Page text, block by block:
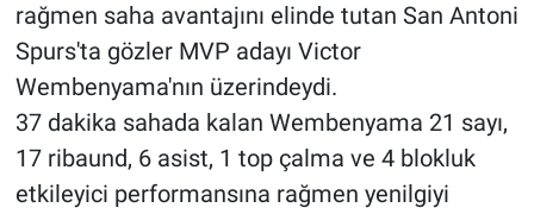
rağmen saha avantajını elinde tutan San Antoni
Spurs'ta gözler MVP adayı Victor
Wembenyama'nın üzerindeydi.
37 dakika sahada kalan Wembenyama 21 sayı,
17 ribaund, 6 asist, 1 top çalma ve 4 blokluk
etkileyici performansına rağmen yenilgiyi